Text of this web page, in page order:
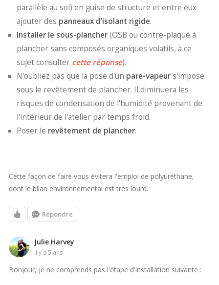
parallèle au sol) en guise de structure et entre eux
ajouter des panneaux d’isolant rigide.
Installer le sous-plancher(OSB ou contre-plaqué à
plancher sans composés organiques volatils, à ce
sujet consulter cette réponse).
N'oubliez pas que la pose d'un pare-vapeurs'impose
sous le revêtement de plancher. Il diminuera les
risques de condensation de l'humidité provenant de
l'intérieur de l'atelier par temps froid.
Poser le revêtement de plancher.
Cette façon de faire vous évitera l'emploi de polyuréthane,
dont le bilan environnemental est très lourd.
Répondre
Julie Harvey
il y a 5 ans
Bonjour, je ne comprends pas l'étape d'installation suivante :